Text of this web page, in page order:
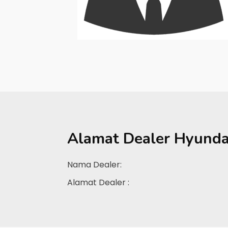
Alamat Dealer
Nama Dealer:
Alamat Dealer :